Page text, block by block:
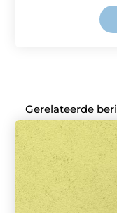
Gerelateerde